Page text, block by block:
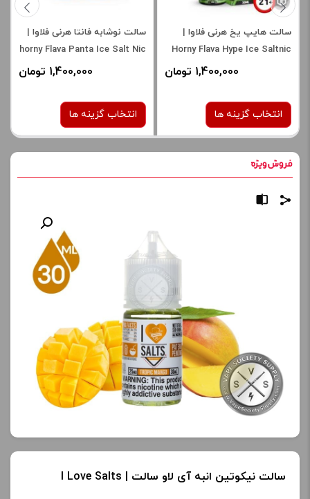
سالت هایپ یخ هرنی فلاوا |
Horny Flava Hype Ice Saltnic
1,400,000 تومان
انتخاب گزینه ها
نیکوتین:
محصول را از کادر بالا انتخاب
آخرین بروزرسانی
قیمت: 19 ساعت پیش
سالت نوشابه فانتا هرنی فلاوا |
horny Flava Panta Ice Salt Nic
1,400,000 تومان
انتخاب گزینه ها
برای فعال شدن سبد خرید و
نمایش قیمت ، گزینه های
محصول را از کادر بالا انتخاب
کنید.
آخرین بروزرسانی
قیمت: 13 ساعت پیش
سالت نیکوتین انبه آی لاو سالت | I Love Salts